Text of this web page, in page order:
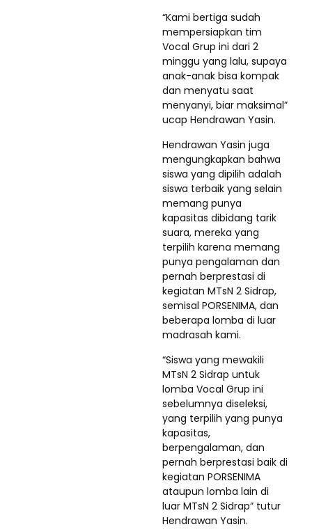
“Kami bertiga sudah
mempersiapkan tim
Vocal Grup ini dari 2
minggu yang lalu, supaya
anak-anak bisa kompak
dan menyatu saat
menyanyi, biar maksimal”
ucap Hendrawan Yasin.
Hendrawan Yasin juga
mengungkapkan bahwa
siswa yang dipilih adalah
siswa terbaik yang selain
memang punya
kapasitas dibidang tarik
suara, mereka yang
terpilih karena memang
punya pengalaman dan
pernah berprestasi di
kegiatan MTsN 2 Sidrap,
semisal PORSENIMA, dan
beberapa lomba di luar
madrasah kami.
“Siswa yang mewakili
MTsN 2 Sidrap untuk
lomba Vocal Grup ini
sebelumnya diseleksi,
yang terpilih yang punya
kapasitas,
berpengalaman, dan
pernah berprestasi baik di
kegiatan PORSENIMA
ataupun lomba lain di
luar MTsN 2 Sidrap” tutur
Hendrawan Yasin.